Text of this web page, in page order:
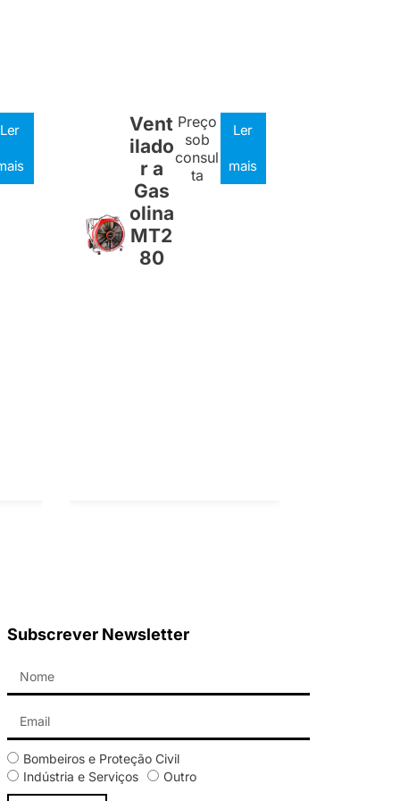
Ler
Vent
ilado
r a
Gas
olina
MT2
80
Preço
sob
consul
ta
Ler
mais
Subscrever Newsletter
Bombeiros e Proteção Civil
Indústria e Serviços
Outro